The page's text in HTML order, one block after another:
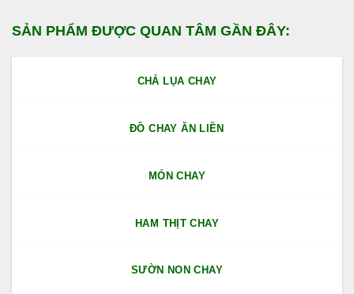
SẢN PHẨM ĐƯỢC QUAN TÂM GẦN ĐÂY:
CHẢ LỤA CHAY
ĐỒ CHAY ĂN LIỀN
MÓN CHAY
HAM THỊT CHAY
SƯỜN NON CHAY